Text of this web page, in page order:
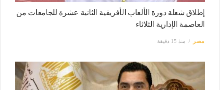
إطلاق شعلة دورة الألعاب الأفريقية الثانية عشرة للجامعات من
العاصمة الإدارية الثلاثاء
مصر منذ 15 دقيقة